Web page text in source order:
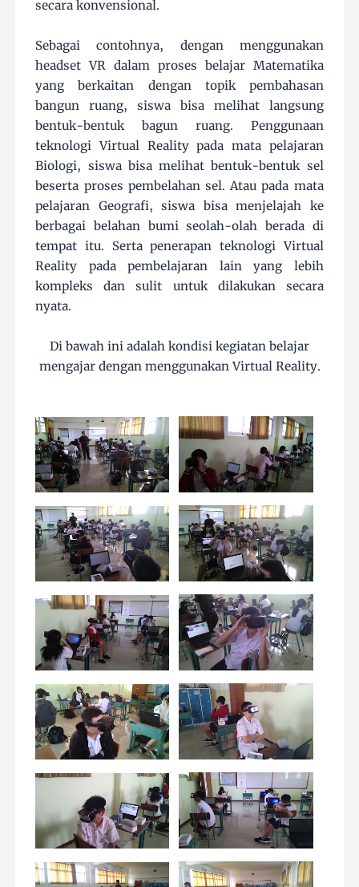
secara konvensional.
Sebagai contohnya, dengan menggunakan
headset VR dalam proses belajar Matematika
yang berkaitan dengan topik pembahasan
bangun ruang, siswa bisa melihat langsung
bentuk-bentuk bagun ruang. Penggunaan
teknologi Virtual Reality pada mata pelajaran
Biologi, siswa bisa melihat bentuk-bentuk sel
beserta proses pembelahan sel. Atau pada mata
pelajaran Geografi, siswa bisa menjelajah ke
berbagai belahan bumi seolah-olah berada di
tempat itu. Serta penerapan teknologi Virtual
Reality pada pembelajaran lain yang lebih
kompleks dan sulit untuk dilakukan secara
nyata.
Di bawah ini adalah kondisi kegiatan belajar
mengajar dengan menggunakan Virtual Reality.